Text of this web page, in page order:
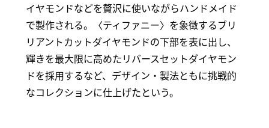
イヤモンドなどを贅沢に使いながらハンドメイド
で製作される。〈ティファニー〉を象徴するブリ
リアントカットダイヤモンドの下部を表に出し、
輝きを最大限に高めたリバースセットダイヤモン
ドを採用するなど、デザイン・製法ともに挑戦的
なコレクションに仕上げたという。